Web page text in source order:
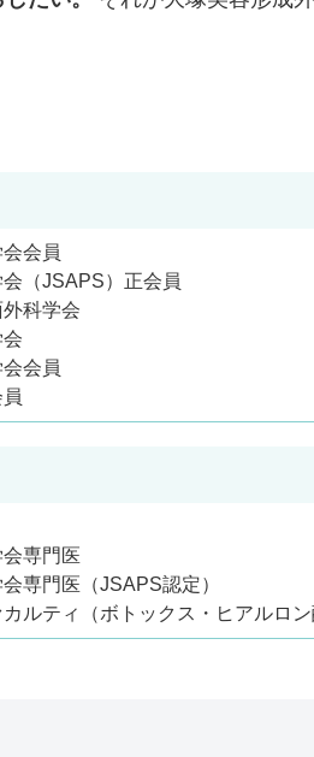
会員
（JSAPS）正会員
科学会
会員
専門医
専門医（JSAPS認定）
ルティ（ボトックス・ヒアルロン